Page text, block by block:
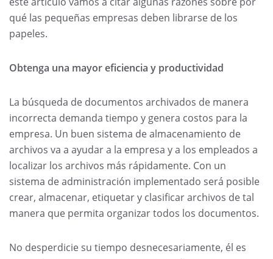
qué las pequeñas empresas deben librarse de los
papeles.
Obtenga una mayor eficiencia y productividad
La búsqueda de documentos archivados de manera
incorrecta demanda tiempo y genera costos para la
empresa. Un buen sistema de almacenamiento de
archivos va a ayudar a la empresa y a los empleados a
localizar los archivos más rápidamente. Con un
sistema de administración implementado será posible
crear, almacenar, etiquetar y clasificar archivos de tal
manera que permita organizar todos los documentos.
No desperdicie su tiempo desnecesariamente, él es